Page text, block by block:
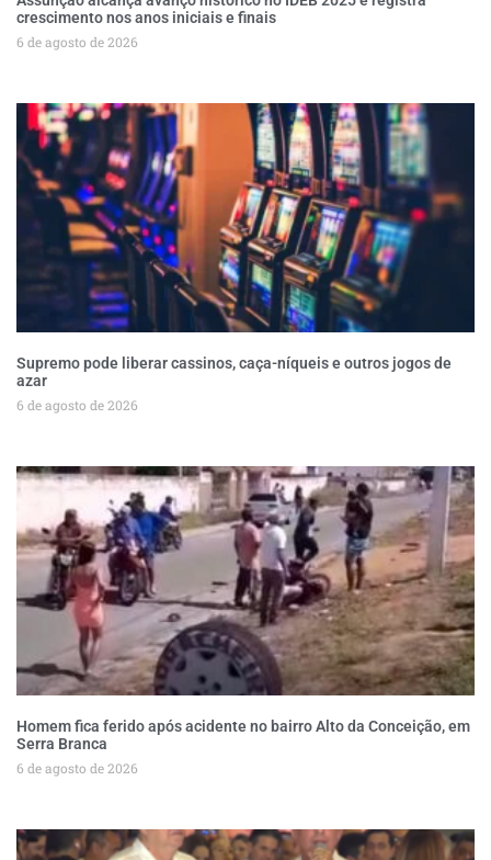
crescimento nos anos iniciais e finais
6 de agosto de 2026
Supremo pode liberar cassinos, caça-níqueis e outros jogos de
azar
6 de agosto de 2026
Homem fica ferido após acidente no bairro Alto da Conceição, em
Serra Branca
6 de agosto de 2026